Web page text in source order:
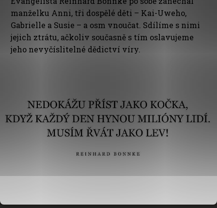
manželku Anni, tři dospělé děti – Kai-Uweho,
Gabrielle a Susie – a osm vnoučat. Sdílíme s nimi
jejich ztrátu, ačkoliv současně s tím oslavujeme
jeho nevyčíslitelné dědictví víry.